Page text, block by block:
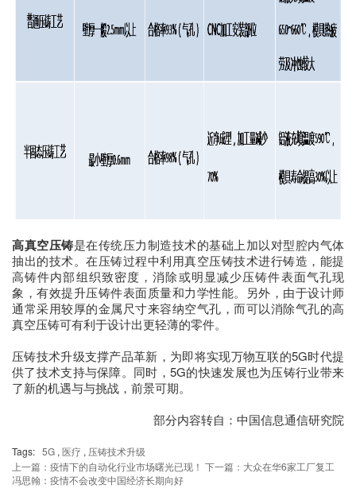
高真空压铸是在传统压力制造技术的基础上加以对型腔内气体
抽出的技术。在压铸过程中利用真空压铸技术进行铸造，能提
高铸件内部组织致密度，消除或明显减少压铸件表面气孔现
象，有效提升压铸件表面质量和力学性能。另外，由于设计师
通常采用较厚的金属尺寸来容纳空气孔，而可以消除气孔的高
真空压铸可有利于设计出更轻薄的零件。
压铸技术升级支撑产品革新，为即将实现万物互联的5G时代提
供了技术支持与保障。同时，5G的快速发展也为压铸行业带来
了新的机遇与与挑战，前景可期。
部分内容转自：中国信息通信研究院
Tags: 5G , 医疗 , 压铸技术升级
上一篇：疫情下的自动化行业市场曙光已现！ 下一篇：大众在华6家工厂复工
冯思翰：疫情不会改变中国经济长期向好